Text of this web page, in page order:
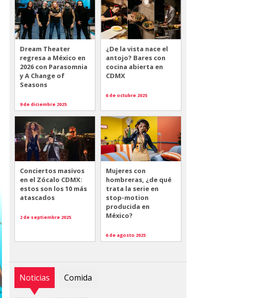
Dream Theater
regresa a México en
2026 con Parasomnia
y A Change of
Seasons
9 de diciembre 2025
¿De la vista nace el
antojo? Bares con
cocina abierta en
CDMX
6 de octubre 2025
Conciertos masivos
en el Zócalo CDMX:
estos son los 10 más
atascados
2 de septiembre 2025
Mujeres con
hombreras, ¿de qué
trata la serie en
stop-motion
producida en
México?
6 de agosto 2025
Noticias Comida